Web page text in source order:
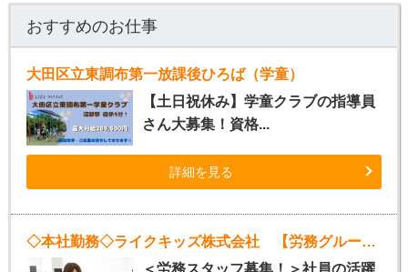
おすすめのお仕事
大田区立東調布第一放課後ひろば（学童）
【土日祝休み】学童クラブの指導員
さん大募集！資格...
詳細を見る
◇本社勤務◇ライクキッズ株式会社 【労務グループ】